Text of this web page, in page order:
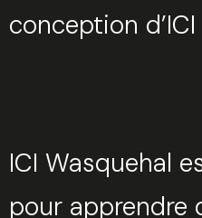
conception
ICI Wasquehal
pour apprendre